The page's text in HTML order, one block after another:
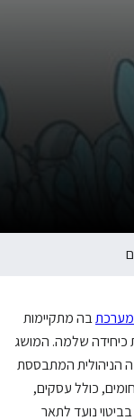
מערכתבה מתקיימות
כיחידה שלמה. המושג
הניהולית המתבססת
כולל עסקים,
נועד לתאר